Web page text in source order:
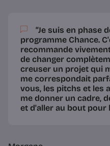
“Je suis en phase
programme Chance.
recommande
de changer
creuser un projet qui
me correspondait
vous, les pitchs et les
me donner un cadre,
et d'aller au bout pour